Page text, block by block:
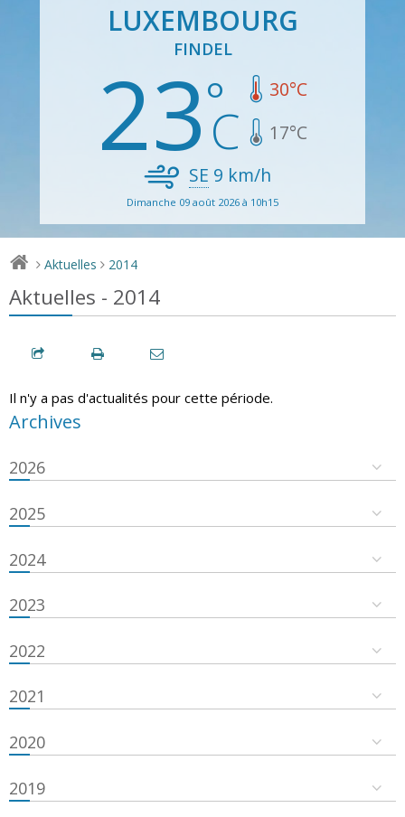
LUXEMBOURG
FINDEL
23 30°C
17°C
SE 9 km/h
Dimanche 09 août 2026 à 10h15
> Aktuelles > 2014
Aktuelles - 2014
Il n'y a pas d'actualités pour cette période.
Archives
2026
2025
2024
2023
2022
2021
2020
2019